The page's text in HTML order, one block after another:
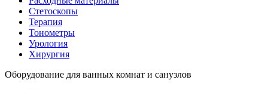
Стетоскопы
Терапия
Тонометры
Урология
Хирургия
Оборудование для ванных комнат и санузлов